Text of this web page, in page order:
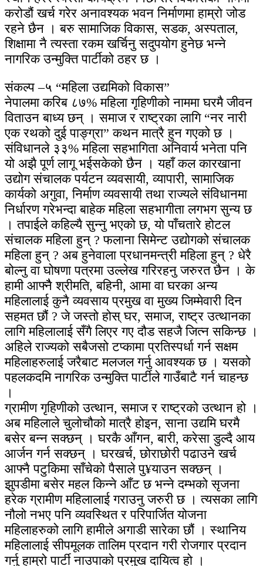
करोडौं खर्च गरेर अनावश्यक भवन निर्माणमा हाम्रो जोड
रहने छैन । बरु सामाजिक विकास, सडक, अस्पताल,
शिक्षामा नै त्यस्ता रकम खर्चिनु सदुपयोग हुनेछ भन्ने
नागरिक उन्मुक्ति पार्टीको ठहर छ ।
संकल्प –५ “महिला उद्यमिको विकास”
नेपालमा करिब ८७% महिला गृहिणीको नाममा घरमै जीवन
विताउन बाध्य छन् । समाज र राष्ट्रका लागि “नर नारी
एक रथको दुई पाङ्ग्रा” कथन मात्रै हुन गएको छ ।
संविधानले ३३% महिला सहभागिता अनिवार्य भनेता पनि
यो अझै पूर्ण लागू भईसकेको छैन । यहाँ कल कारखाना
उद्योग संचालक पर्यटन व्यवसायी, व्यापारी, सामाजिक
कार्यको अगुवा, निर्माण व्यवसायी तथा राज्यले संविधानमा
निर्धारण गरेभन्दा बाहेक महिला सहभागीता लगभग सुन्य छ
। तपाईले कहिल्यै सुन्नु भएको छ, यो पाँचतारे होटल
संचालक महिला हुन् ? फलाना सिमेन्ट उद्योगको संचालक
महिला हुन् ? अब हुनेवाला प्रधानमन्त्री महिला हुन् ? धेरै
बोल्नु वा घोषणा पत्रमा उल्लेख गरिरहनु जरुरत छैन । के
हामी आफ्नैै श्रीमति, बहिनी, आमा वा घरका अन्य
महिलालाई कुनै व्यवसाय प्रमुख वा मुख्य जिम्मेवारी दिन
सहमत छौं ? जे जस्तो होस् घर, समाज, राष्ट्र उत्थानका
लागि महिलालाई सँगै लिएर गए दौड सहजै जित्न सकिन्छ ।
अहिले राज्यको सबैजसो टप्कामा प्रतिस्पर्धा गर्न सक्षम
महिलाहरुलाई जरैबाट मलजल गर्नु आवश्यक छ । यसको
पहलकदमि नागरिक उन्मुक्ति पार्टीले गाउँबाटै गर्न चाहन्छ
।
ग्रामीण गृहिणीको उत्थान, समाज र राष्ट्रको उत्थान हो ।
अब महिलाले चुलोचौको मात्रै होइन, साना उद्यमि घरमै
बसेर बन्न सक्छन् । घरकै आँगन, बारी, करेसा डुल्दै आय
आर्जन गर्न सक्छन् । घरखर्च, छोराछोरी पढाउने खर्च
आफ्नै पटुकिमा साँचेको पैसाले पु¥याउन सक्छन् ।
झुपडीमा बसेर महल किन्ने आँट छ भन्ने दम्भको सृजना
हरेक ग्रामीण महिलालाई गराउनु जरुरी छ । त्यसका लागि
नौलो नभए पनि व्यवस्थित र परिपार्जित योजना
महिलाहरुको लागि हामीले अगाडी सारेका छौं । स्थानिय
महिलालाई सीपमूलक तालिम प्रदान गरी रोजगार प्रदान
गर्नु हाम्रो पार्टी नाउपाको प्रमुख दायित्व हो ।